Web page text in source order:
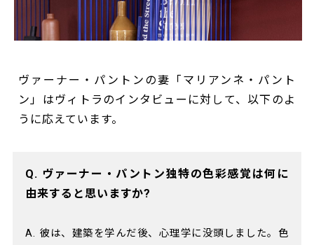
ヴァーナー・パントンの妻「マリアンネ・パント
ン」はヴィトラのインタビューに対して、以下のよ
うに応えています。
Q. ヴァーナー・パントン独特の色彩感覚は何に
由来すると思いますか?
A. 彼は、建築を学んだ後、心理学に没頭しました。色